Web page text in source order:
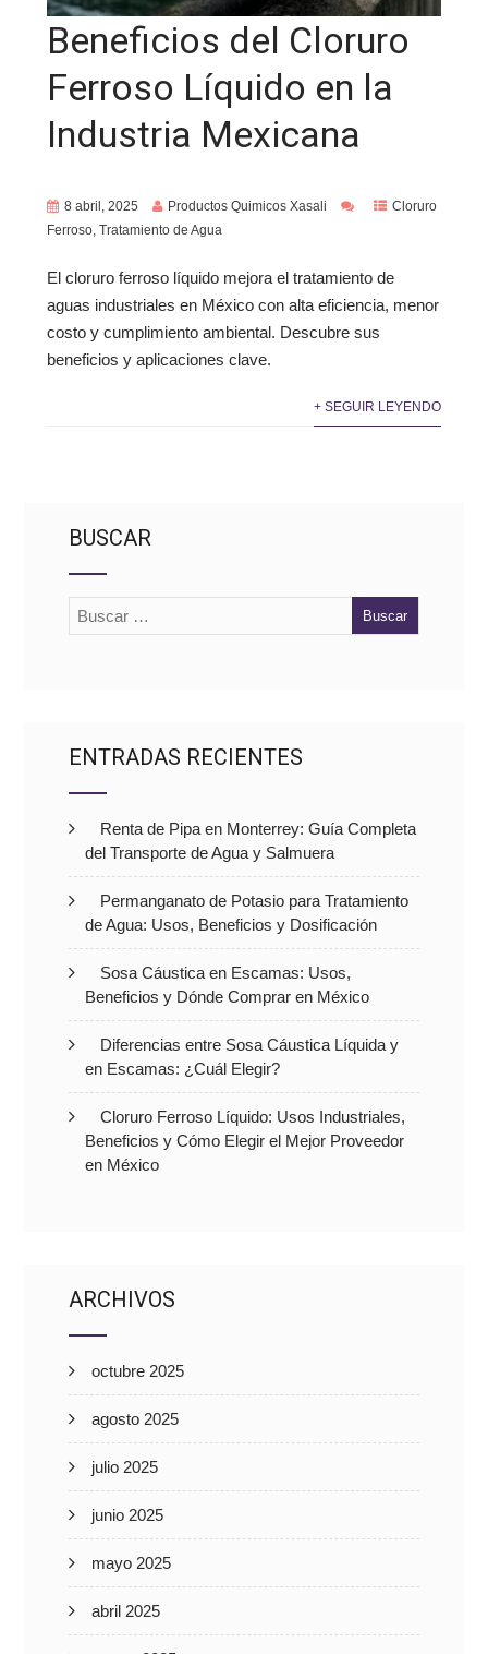
Beneficios del Cloruro
Ferroso Líquido en la
Industria Mexicana
8 abril, 2025 Productos Quimicos Xasali
Cloruro
Ferroso, Tratamiento de Agua
El cloruro ferroso líquido mejora el tratamiento de
aguas industriales en México con alta eficiencia, menor
costo y cumplimiento ambiental. Descubre sus
beneficios y aplicaciones clave.
+ SEGUIR LEYENDO
BUSCAR
ENTRADAS RECIENTES
Renta de Pipa en Monterrey: Guía Completa
del Transporte de Agua y Salmuera
Permanganato de Potasio para Tratamiento
de Agua: Usos, Beneficios y Dosificación
Sosa Cáustica en Escamas: Usos,
Beneficios y Dónde Comprar en México
Diferencias entre Sosa Cáustica Líquida y
en Escamas: ¿Cuál Elegir?
Cloruro Ferroso Líquido: Usos Industriales,
Beneficios y Cómo Elegir el Mejor Proveedor
en México
ARCHIVOS
octubre 2025
agosto 2025
julio 2025
junio 2025
mayo 2025
abril 2025